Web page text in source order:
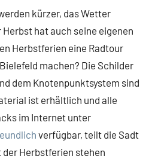
kürzer, das Wetter
hat auch seine eigenen
Herbstferien eine Radtour
machen? Die Schilder
dem Knotenpunktsystem sind
ist erhältlich und alle
im Internet unter
verfügbar, teilt die Sadt
Herbstferien stehen